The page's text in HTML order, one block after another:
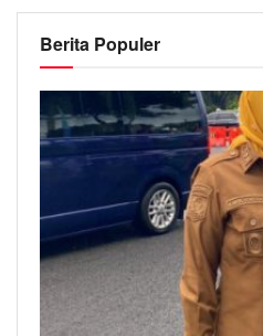
Berita Populer